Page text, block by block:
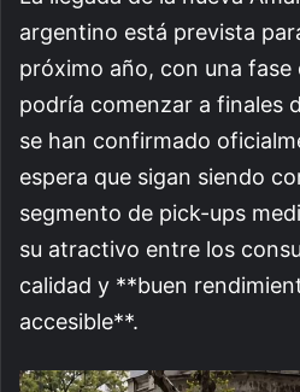
argentino está prevista
próximo año, con una fase
podría comenzar a finales
se han confirmado
espera que sigan siendo
segmento de pick-ups
su atractivo entre los
calidad y **buen
accesible**.